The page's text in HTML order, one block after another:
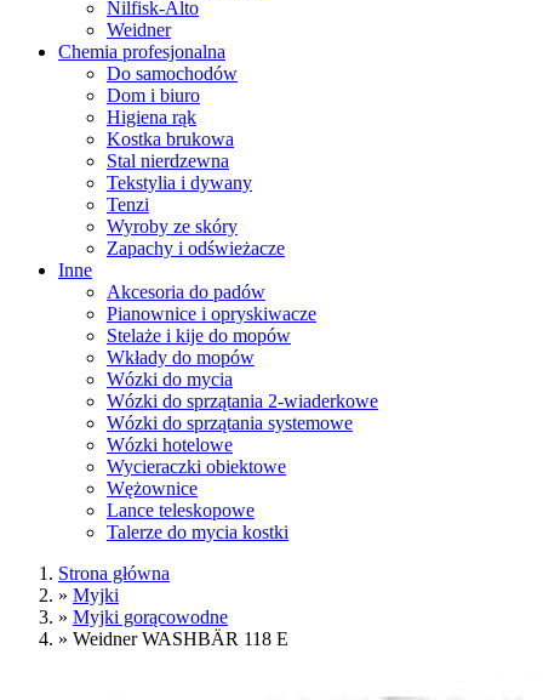
Nilfisk-Alto
Weidner
Chemia profesjonalna
Do samochodów
Dom i biuro
Higiena rąk
Kostka brukowa
Stal nierdzewna
Tekstylia i dywany
Tenzi
Wyroby ze skóry
Zapachy i odświeżacze
Inne
Akcesoria do padów
Pianownice i opryskiwacze
Stelaże i kije do mopów
Wkłady do mopów
Wózki do mycia
Wózki do sprzątania 2-wiaderkowe
Wózki do sprzątania systemowe
Wózki hotelowe
Wycieraczki obiektowe
Wężownice
Lance teleskopowe
Talerze do mycia kostki
Strona główna
» Myjki
» Myjki gorącowodne
» Weidner WASHBÄR 118 E